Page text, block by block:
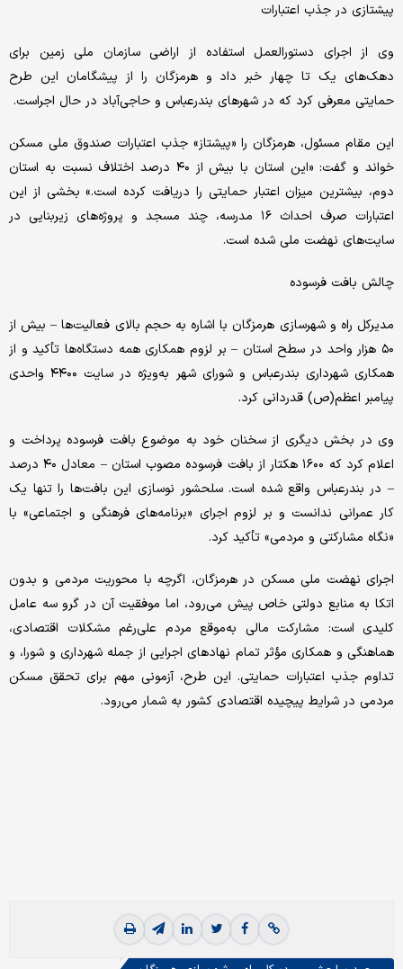
پیشتازی در جذب اعتبارات
وی از اجرای دستورالعمل استفاده از اراضی سازمان ملی زمین برای
دهک‌های یک تا چهار خبر داد و هرمزگان را از پیشگامان این طرح
حمایتی معرفی کرد که در شهرهای بندرعباس و حاجی‌آباد در حال اجراست.
این مقام مسئول، هرمزگان را «پیشتاز» جذب اعتبارات صندوق ملی مسکن
خواند و گفت: «این استان با بیش از ۴۰ درصد اختلاف نسبت به استان
دوم، بیشترین میزان اعتبار حمایتی را دریافت کرده است.» بخشی از این
اعتبارات صرف احداث ۱۶ مدرسه، چند مسجد و پروژه‌های زیربنایی در
سایت‌های نهضت ملی شده است.
چالش بافت فرسوده
مدیرکل راه و شهرسازی هرمزگان با اشاره به حجم بالای فعالیت‌ها – بیش از
۵۰ هزار واحد در سطح استان – بر لزوم همکاری همه دستگاه‌ها تأکید و از
همکاری شهرداری بندرعباس و شورای شهر به‌ویژه در سایت ۴۴۰۰ واحدی
پیامبر اعظم(ص) قدردانی کرد.
وی در بخش دیگری از سخنان خود به موضوع بافت فرسوده پرداخت و
اعلام کرد که ۱۶۰۰ هکتار از بافت فرسوده مصوب استان – معادل ۴۰ درصد
– در بندرعباس واقع شده است. سلحشور نوسازی این بافت‌ها را تنها یک
کار عمرانی ندانست و بر لزوم اجرای «برنامه‌های فرهنگی و اجتماعی» با
«نگاه مشارکتی و مردمی» تأکید کرد.
اجرای نهضت ملی مسکن در هرمزگان، اگرچه با محوریت مردمی و بدون
اتکا به منابع دولتی خاص پیش می‌رود، اما موفقیت آن در گرو سه عامل
کلیدی است: مشارکت مالی به‌موقع مردم علی‌رغم مشکلات اقتصادی،
هماهنگی و همکاری مؤثر تمام نهادهای اجرایی از جمله شهرداری و شورا، و
تداوم جذب اعتبارات حمایتی. این طرح، آزمونی مهم برای تحقق مسکن
مردمی در شرایط پیچیده اقتصادی کشور به شمار می‌رود.